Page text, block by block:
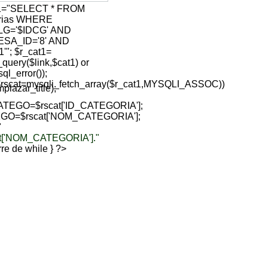
* FROM
WHERE
AND
AND
$r_cat1=
or
de while } ?>